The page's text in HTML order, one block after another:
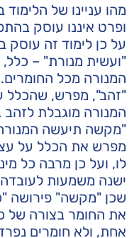
מהו עניינו של
ופרט איננו עוסק
על כן לימוד זה
"ועשית מנורת" – כלל,
המנורה מכל
"זהב", מפרש, שהכלל
המנורה מוגבלת
"מקשה תיעשה
מפרש את הכלל על
לו, ועל כן מרבה כל
ישנה משמעות
שכן "מקשה" פירושה
את החומר בצורה של
אחת, ולא חומרים